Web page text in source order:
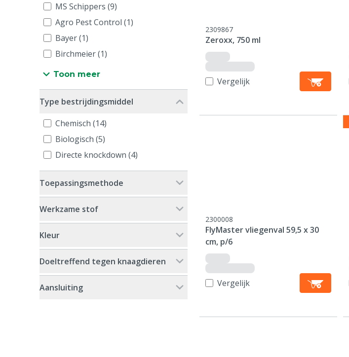
MS Schippers (9)
Agro Pest Control (1)
Bayer (1)
Birchmeier (1)
Toon meer
Type bestrijdingsmiddel
Chemisch (14)
Biologisch (5)
Directe knockdown (4)
Toepassingsmethode
Werkzame stof
Kleur
Doeltreffend tegen knaagdieren
Aansluiting
2309867
Zeroxx, 750 ml
Vergelijk
2300008
FlyMaster vliegenval 59,5 x 30
cm, p/6
Vergelijk